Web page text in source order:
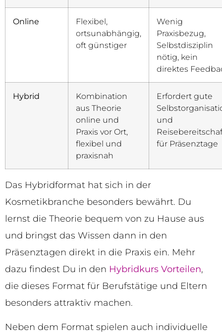
Online
Flexibel,
ortsunabhängig,
oft günstiger
Wenig
Praxisbezug,
Selbstdisziplin
nötig, kein
direktes
Hybrid
Kombination
aus Theorie
online und
Praxis vor Ort,
flexibel und
praxisnah
Erfordert gute
und
für Präsenztage
Das Hybridformat hat sich in der
Kosmetikbranche besonders bewährt. Du
lernst die Theorie bequem von zu Hause aus
und bringst das Wissen dann in den
Präsenztagen direkt in die Praxis ein. Mehr
dazu findest Du in den Hybridkurs Vorteilen,
die dieses Format für Berufstätige und Eltern
besonders attraktiv machen.
Neben dem Format spielen auch individuelle